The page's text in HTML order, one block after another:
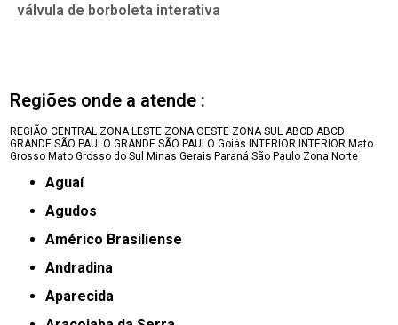
válvula de borboleta interativa
Regiões onde a atende :
REGIÃO CENTRAL ZONA LESTE ZONA OESTE ZONA SUL ABCD ABCD
GRANDE SÃO PAULO GRANDE SÃO PAULO Goiás INTERIOR INTERIOR Mato
Grosso Mato Grosso do Sul Minas Gerais Paraná São Paulo Zona Norte
Aguaí
Agudos
Américo Brasiliense
Andradina
Aparecida